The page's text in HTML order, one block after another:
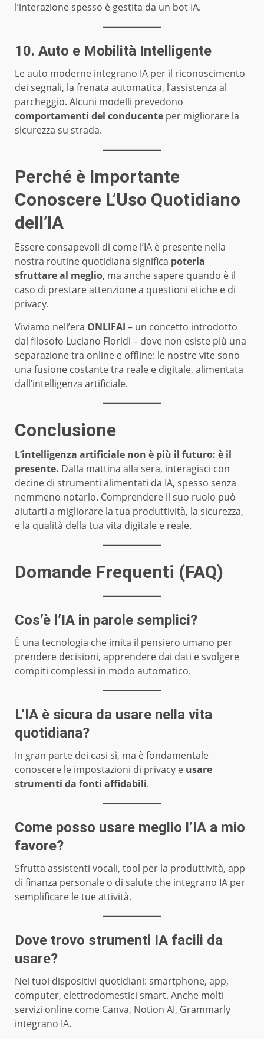
l’interazione spesso è gestita da un bot IA.
10. Auto e Mobilità Intelligente
Le auto moderne integrano IA per il riconoscimento
dei segnali, la frenata automatica, l’assistenza al
parcheggio. Alcuni modelli prevedono
comportamenti del conducente per migliorare la
sicurezza su strada.
Perché è Importante
Conoscere L’Uso Quotidiano
dell’IA
Essere consapevoli di come l’IA è presente nella
nostra routine quotidiana significa poterla
sfruttare al meglio, ma anche sapere quando è il
caso di prestare attenzione a questioni etiche e di
privacy.
Viviamo nell’era ONLIFAI – un concetto introdotto
dal filosofo Luciano Floridi – dove non esiste più una
separazione tra online e offline: le nostre vite sono
una fusione costante tra reale e digitale, alimentata
dall’intelligenza artificiale.
Conclusione
L’intelligenza artificiale non è più il futuro: è il
presente. Dalla mattina alla sera, interagisci con
decine di strumenti alimentati da IA, spesso senza
nemmeno notarlo. Comprendere il suo ruolo può
aiutarti a migliorare la tua produttività, la sicurezza,
e la qualità della tua vita digitale e reale.
Domande Frequenti (FAQ)
Cos’è l’IA in parole semplici?
È una tecnologia che imita il pensiero umano per
prendere decisioni, apprendere dai dati e svolgere
compiti complessi in modo automatico.
L’IA è sicura da usare nella vita
quotidiana?
In gran parte dei casi sì, ma è fondamentale
conoscere le impostazioni di privacy e usare
strumenti da fonti affidabili.
Come posso usare meglio l’IA a mio
favore?
Sfrutta assistenti vocali, tool per la produttività, app
di finanza personale o di salute che integrano IA per
semplificare le tue attività.
Dove trovo strumenti IA facili da
usare?
Nei tuoi dispositivi quotidiani: smartphone, app,
computer, elettrodomestici smart. Anche molti
servizi online come Canva, Notion AI, Grammarly
integrano IA.